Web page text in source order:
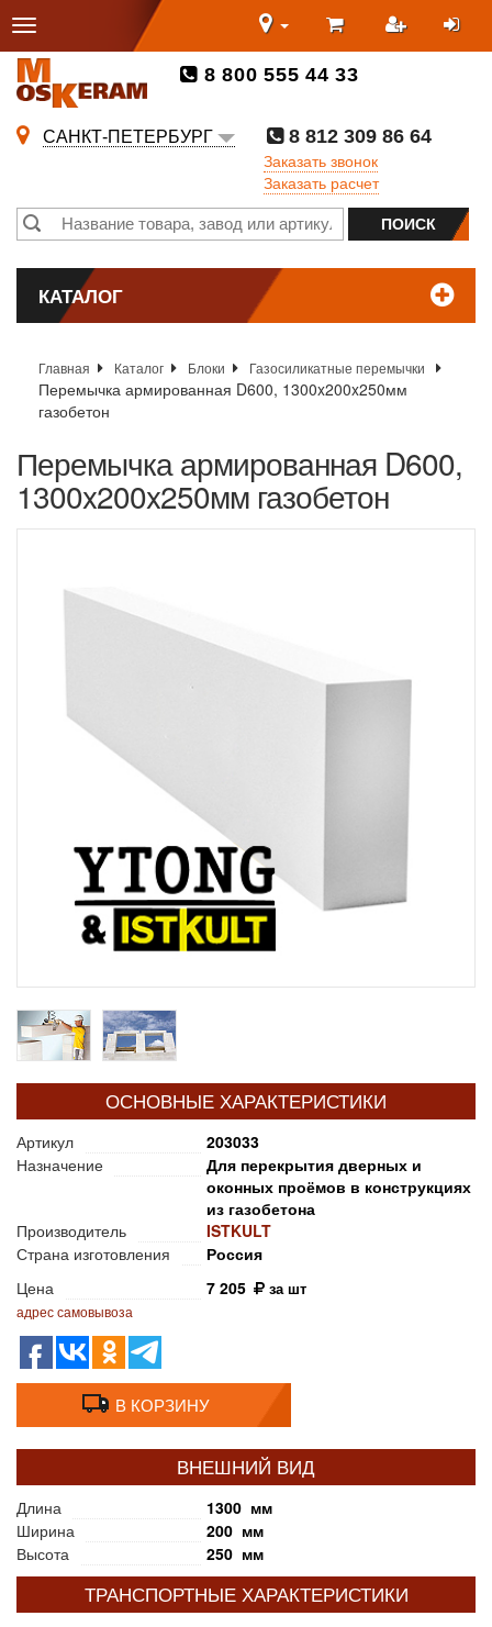
8 800 555 44 33
САНКТ-ПЕТЕРБУРГ
8 812 309 86 64
Заказать звонок
Заказать расчет
КАТАЛОГ
Главная Каталог Блоки Газосиликатные перемычки
Перемычка армированная D600, 1300x200x250мм
газобетон
Перемычка армированная D600,
1300x200x250мм газобетон
ОСНОВНЫЕ ХАРАКТЕРИСТИКИ
Артикул
203033
Назначение
Для перекрытия дверных и
оконных проёмов в конструкциях
из газобетона
Производитель
ISTKULT
Страна изготовления
Россия
Цена
7 205 за шт
адрес самовывоза
В КОРЗИНУ
ВНЕШНИЙ ВИД
Длина
1300 мм
Ширина
200 мм
Высота
250 мм
ТРАНСПОРТНЫЕ ХАРАКТЕРИСТИКИ